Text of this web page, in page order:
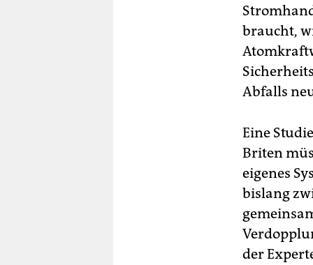
braucht,
Abfalls
Eine
Briten
eigenes
bislang
der